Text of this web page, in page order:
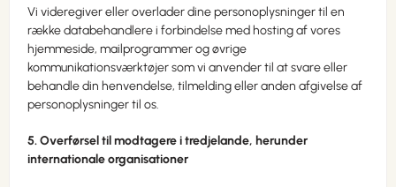
Vi videregiver eller overlader dine personoplysninger til en
række databehandlere i forbindelse med hosting af vores
hjemmeside, mailprogrammer og øvrige
kommunikationsværktøjer som vi anvender til at svare eller
behandle din henvendelse, tilmelding eller anden afgivelse af
personoplysninger til os.
5. Overførsel til modtagere i tredjelande, herunder
internationale organisationer